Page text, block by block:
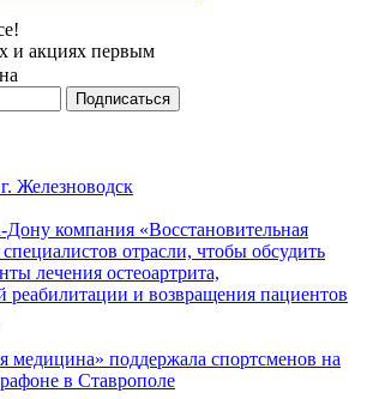
и акциях первым
Железноводск
Дону компания «Восстановительная
отрасли, чтобы обсудить
лечения остеоартрита,
реабилитации и возвращения пациентов
медицина» поддержала спортсменов на
в Ставрополе